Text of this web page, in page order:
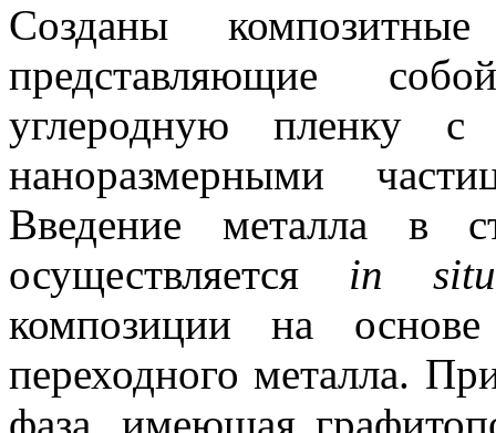
Созданы
представляющие
углеродную пленку
наноразмерными
Введение металла в
осуществляется in situ
композиции на
переходного металла.